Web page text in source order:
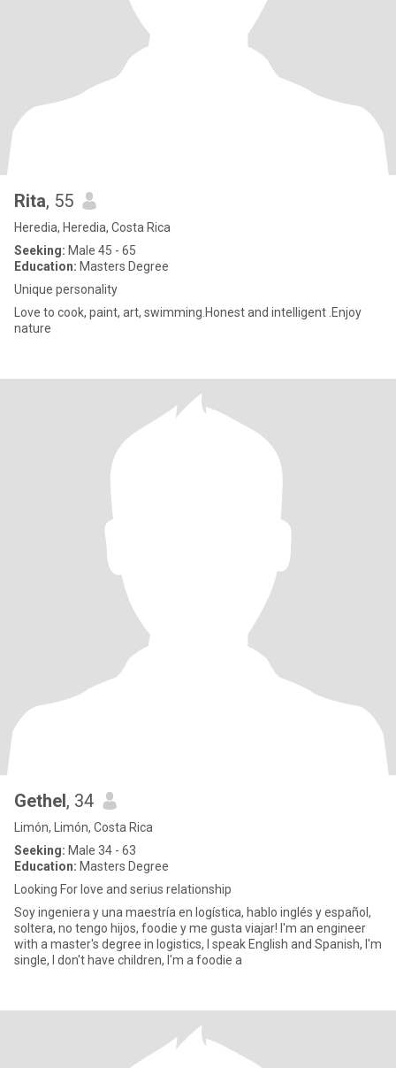
Rita, 55
Heredia, Heredia, Costa Rica
Seeking: Male 45 - 65
Education: Masters Degree
Unique personality
Love to cook, paint, art, swimming.Honest and intelligent .Enjoy
nature
Gethel, 34
Limón, Limón, Costa Rica
Seeking: Male 34 - 63
Education: Masters Degree
Looking For love and serius relationship
Soy ingeniera y una maestría en logística, hablo inglés y español,
soltera, no tengo hijos, foodie y me gusta viajar! I'm an engineer
with a master's degree in logistics, I speak English and Spanish, I'm
single, I don't have children, I'm a foodie a